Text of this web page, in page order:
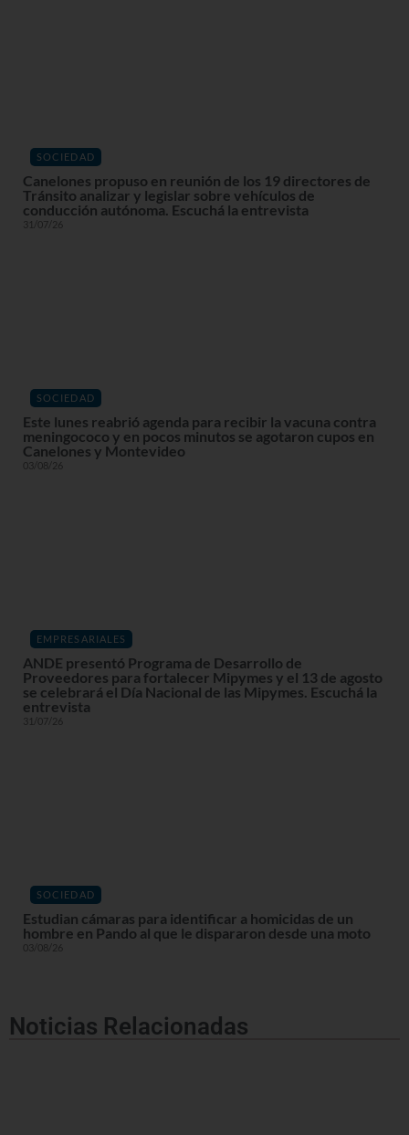
SOCIEDAD
Canelones propuso en reunión de los 19 directores de
Tránsito analizar y legislar sobre vehículos de
conducción autónoma. Escuchá la entrevista
31/07/26
SOCIEDAD
Este lunes reabrió agenda para recibir la vacuna contra
meningococo y en pocos minutos se agotaron cupos en
Canelones y Montevideo
03/08/26
EMPRESARIALES
ANDE presentó Programa de Desarrollo de
Proveedores para fortalecer Mipymes y el 13 de agosto
se celebrará el Día Nacional de las Mipymes. Escuchá la
entrevista
31/07/26
SOCIEDAD
Estudian cámaras para identificar a homicidas de un
hombre en Pando al que le dispararon desde una moto
03/08/26
Noticias Relacionadas